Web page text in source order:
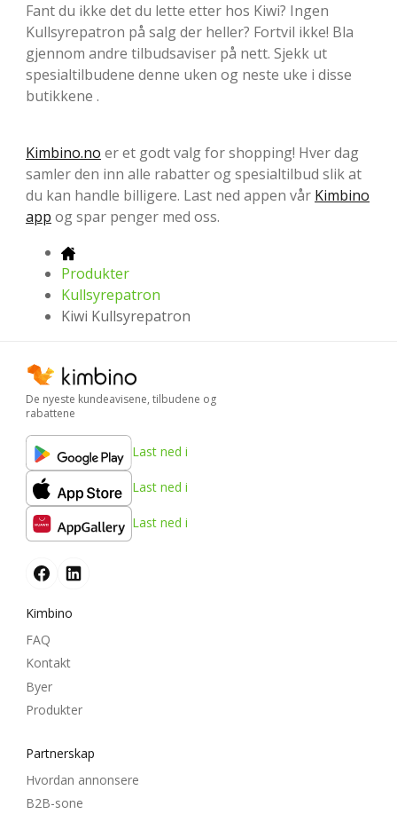
Fant du ikke det du lette etter hos Kiwi? Ingen
Kullsyrepatron på salg der heller? Fortvil ikke! Bla
gjennom andre tilbudsaviser på nett. Sjekk ut
spesialtilbudene denne uken og neste uke i disse
butikkene .
Kimbino.no er et godt valg for shopping! Hver dag
samler den inn alle rabatter og spesialtilbud slik at
du kan handle billigere. Last ned appen vår Kimbino
app og spar penger med oss.
Produkter
Kullsyrepatron
Kiwi Kullsyrepatron
De nyeste kundeavisene, tilbudene og
rabattene
Last ned i
Last ned i
Last ned i
Kimbino
FAQ
Kontakt
Byer
Produkter
Partnerskap
Hvordan annonsere
B2B-sone